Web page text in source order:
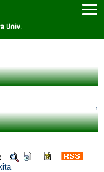
Univ.
↑